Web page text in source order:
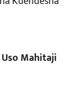
Uso Mahitaji